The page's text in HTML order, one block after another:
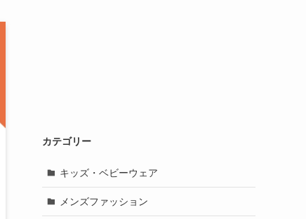
カテゴリー
キッズ・ベビーウェア
メンズファッション